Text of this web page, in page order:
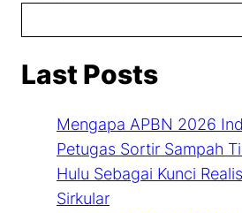
Last Posts
Mengapa APBN 2026
Petugas Sortir Sampah
Hulu Sebagai Kunci
Sirkular